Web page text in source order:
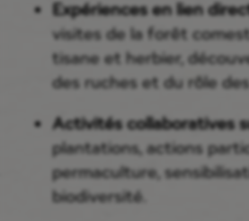
Expériences en lien
visites de la forêt
tisane et herbier,
des ruches et du rôle des
Activités collaboratives
plantations, actions
permaculture,
biodiversité.